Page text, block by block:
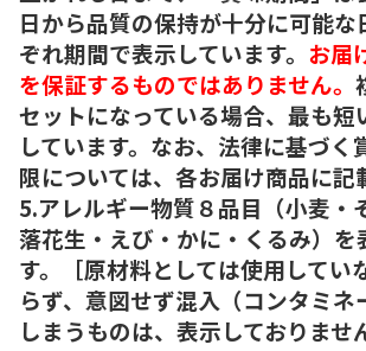
日から品質の保持が十分に可能な
ぞれ期間で表示しています。 お届
を保証するものではありません。
セットになっている場合、最も短
しています。なお、法律に基づく
限については、各お届け商品に記
5.アレルギー物質８品目（小麦・
落花生・えび・かに・くるみ）を
す。［原材料としては使用してい
らず、意図せず混入（コンタミネ
しまうものは、表示しておりませ